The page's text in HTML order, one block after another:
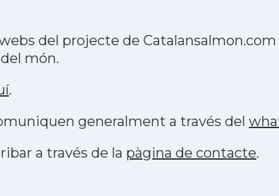
del projecte de
món.
.
generalment a través del
a través de la pàgina de contacte.